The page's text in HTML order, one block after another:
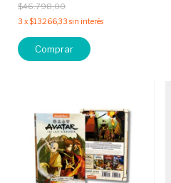
$46.798,00
3 x$13.266,33 sin interés